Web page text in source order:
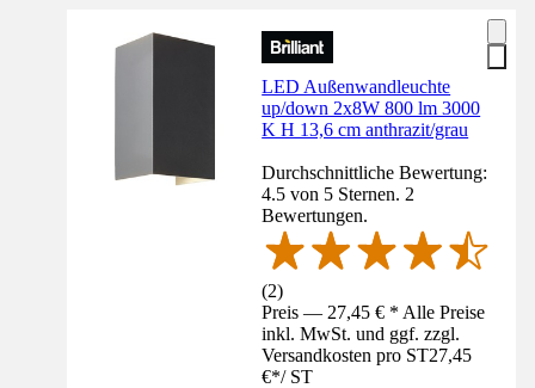
LED Außenwandleuchte
up/down 2x8W 800 lm 3000
K H 13,6 cm anthrazit/grau
Durchschnittliche Bewertung:
4.5 von 5 Sternen. 2
Bewertungen.
(2)
Preis — 27,45 € * Alle Preise
inkl. MwSt. und ggf. zzgl.
Versandkosten pro ST27,45
€*/ ST